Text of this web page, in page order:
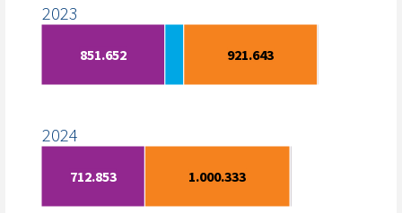
2024
2023
712.853
851.652
1.000.333
921.643